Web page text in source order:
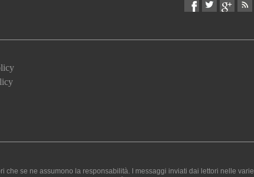
se ne assumono la responsabilità. I messaggi inviati dai lettori nelle varie